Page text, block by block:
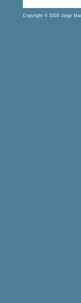
Copyright © 2003 Jorge